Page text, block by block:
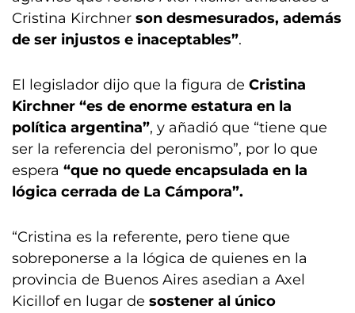
Cristina Kirchner son desmesurados, además
de ser injustos e inaceptables”.
El legislador dijo que la figura de Cristina
Kirchner “es de enorme estatura en la
política argentina”, y añadió que “tiene que
ser la referencia del peronismo”, por lo que
espera “que no quede encapsulada en la
lógica cerrada de La Cámpora”.
“Cristina es la referente, pero tiene que
sobreponerse a la lógica de quienes en la
provincia de Buenos Aires asedian a Axel
Kicillof en lugar de sostener al único